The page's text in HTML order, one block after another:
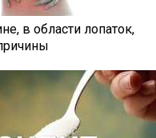
в области лопаток,